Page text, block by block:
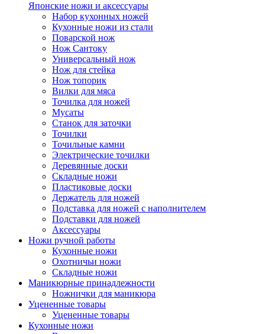
Японские ножи и аксессуары
Набор кухонных ножей
Кухонные ножи из стали
Поварской нож
Нож Сантоку
Универсальный нож
Нож для стейка
Нож топорик
Вилки для мяса
Точилка для ножей
Мусаты
Станок для заточки
Точилки
Точильные камни
Электрические точилки
Деревянные доски
Складные ножи
Пластиковые доски
Держатель для ножей
Подставка для ножей с наполнителем
Подставки для ножей
Аксессуары
Ножи ручной работы
Кухонные ножи
Охотничьи ножи
Складные ножи
Маникюрные принадлежности
Ножнички для маникюра
Уцененные товары
Уцененные товары
Кухонные ножи